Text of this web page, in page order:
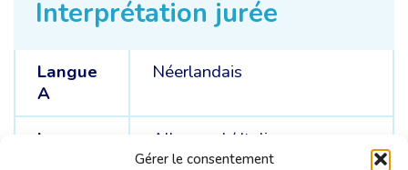
Gérer le consentement
Interprétation jurée
Langue
A
Néerlandais
Langues
Allemand / Italien